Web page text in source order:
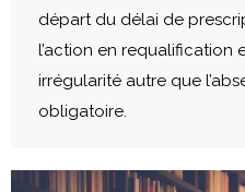
départ du délai de
l’action en requalification
irrégularité autre que
obligatoire.